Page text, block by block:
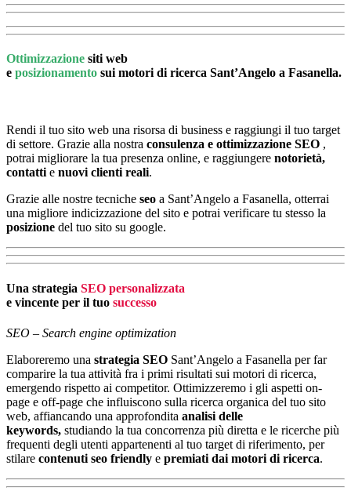
Ottimizzazione siti web
e posizionamento sui motori di ricerca Sant’Angelo a Fasanella.
Rendi il tuo sito web una risorsa di business e raggiungi il tuo target
di settore. Grazie alla nostra consulenza e ottimizzazione SEO ,
potrai migliorare la tua presenza online, e raggiungere notorietà,
contatti e nuovi clienti reali.
Grazie alle nostre tecniche seo a Sant’Angelo a Fasanella, otterrai
una migliore indicizzazione del sito e potrai verificare tu stesso la
posizione del tuo sito su google.
Una strategia SEO personalizzata
e vincente per il tuo successo
SEO – Search engine optimization
Elaboreremo una strategia SEO Sant’Angelo a Fasanella per far
comparire la tua attività fra i primi risultati sui motori di ricerca,
emergendo rispetto ai competitor. Ottimizzeremo i gli aspetti on-
page e off-page che influiscono sulla ricerca organica del tuo sito
web, affiancando una approfondita analisi delle
keywords, studiando la tua concorrenza più diretta e le ricerche più
frequenti degli utenti appartenenti al tuo target di riferimento, per
stilare contenuti seo friendly e premiati dai motori di ricerca.